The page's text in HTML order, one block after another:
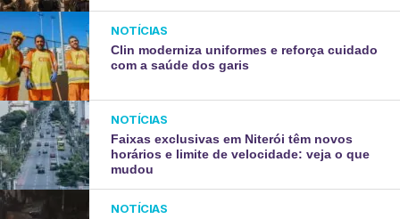
NOTÍCIAS
Clin moderniza uniformes e reforça cuidado
com a saúde dos garis
NOTÍCIAS
Faixas exclusivas em Niterói têm novos
horários e limite de velocidade: veja o que
mudou
NOTÍCIAS